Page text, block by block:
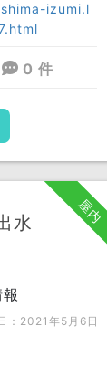
izumi.l
0 件
屋内
水
：2021年5月6日